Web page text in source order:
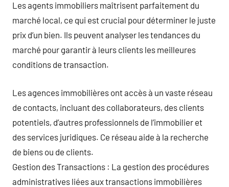
Les agents immobiliers maîtrisent parfaitement du
marché local, ce qui est crucial pour déterminer le juste
prix d’un bien. Ils peuvent analyser les tendances du
marché pour garantir à leurs clients les meilleures
conditions de transaction.
Les agences immobilières ont accès à un vaste réseau
de contacts, incluant des collaborateurs, des clients
potentiels, d’autres professionnels de l’immobilier et
des services juridiques. Ce réseau aide à la recherche
de biens ou de clients.
Gestion des Transactions : La gestion des procédures
administratives liées aux transactions immobilières